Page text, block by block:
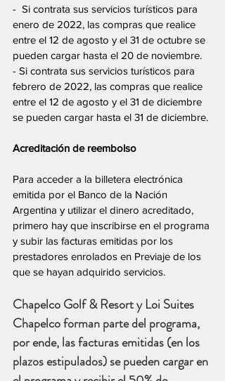
-  Si contrata sus servicios turísticos para
enero de 2022, las compras que realice
entre el 12 de agosto y el 31 de octubre se
pueden cargar hasta el 20 de noviembre.
- Si contrata sus servicios turísticos para
febrero de 2022, las compras que realice
entre el 12 de agosto y el 31 de diciembre
se pueden cargar hasta el 31 de diciembre.
Acreditación de reembolso
Para acceder a la billetera electrónica
emitida por el Banco de la Nación
Argentina y utilizar el dinero acreditado,
primero hay que inscribirse en el programa
y subir las facturas emitidas por los
prestadores enrolados en Previaje de los
que se hayan adquirido servicios.
Chapelco Golf & Resort y Loi Suites
Chapelco forman parte del programa,
por ende, las facturas emitidas (en los
plazos estipulados) se pueden cargar en